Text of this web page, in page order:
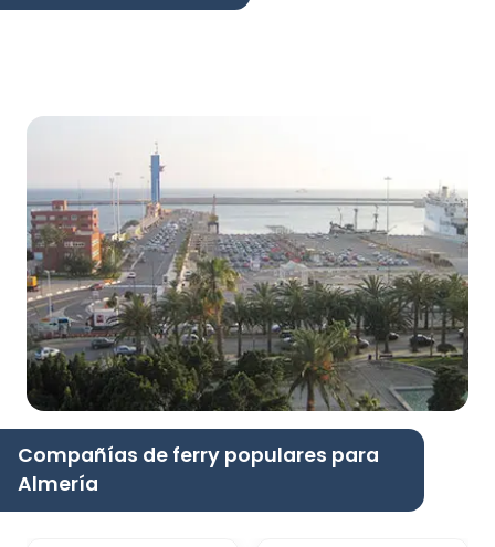
Compañías de ferry populares para
Almería